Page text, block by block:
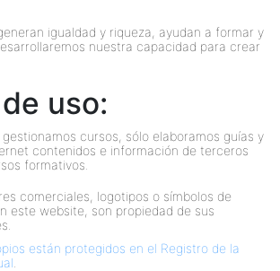
igualdad y riqueza, ayudan a formar y
nuestra capacidad para crear
uso:
cursos, sólo elaboramos guías y
contenidos e información de terceros
formativos.
comerciales, logotipos o símbolos de
este website, son propiedad de sus
están protegidos en el Registro de la